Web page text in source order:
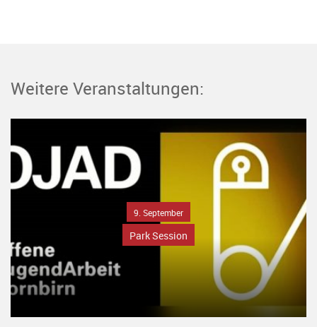
Weitere Veranstaltungen:
9. September
Park Session